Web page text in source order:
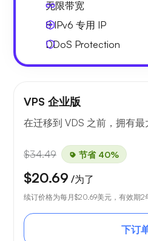
无限带宽
8 IPv6 专用 IP
DDoS Protection
VPS 企业版
在迁移到 VDS 之前，拥有最
$34.49 节省 40%
$20.69 /为了
续订价格为每月$20.69美元，有效期2
下订